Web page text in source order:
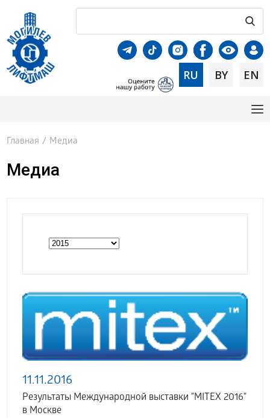
RU BY EN
Главная / Медиа
Медиа
11.11.2016
Результаты Международной выставки "MITEX 2016"
в Москве